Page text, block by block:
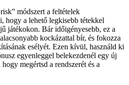
módszert a feltételek
hogy a lehető legkisebb tétekkel
játékokon. Bár időigényesebb, ez a
kockázattal bír, és fokozza
esélyét. Ezen kívül, használd ki
egyenleggel belekezdenél egy új
megértsd a rendszerét és a